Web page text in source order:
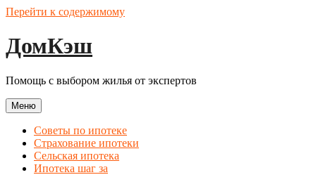
Перейти к содержимому
ДомКэш
Помощь с выбором жилья от экспертов
Меню
Советы по ипотеке
Страхование ипотеки
Сельская ипотека
Ипотека шаг за